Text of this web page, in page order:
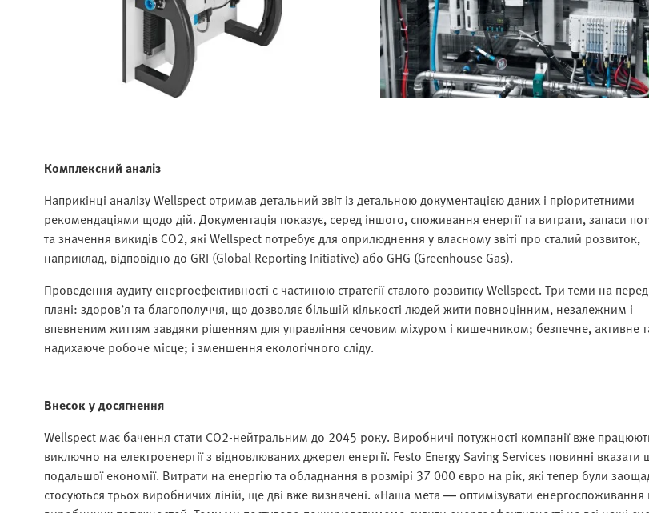
Комплексний аналіз
Наприкінці аналізу Wellspect отримав детальний звіт із детальною документацією даних і пріоритетними
рекомендаціями щодо дій. Документація показує, серед іншого, споживання енергії та витрати, запаси
та значення викидів CO2, які Wellspect потребує для оприлюднення у власному звіті про сталий розвиток,
наприклад, відповідно до GRI (Global Reporting Initiative) або GHG (Greenhouse Gas).
Проведення аудиту енергоефективності є частиною стратегії сталого розвитку Wellspect. Три теми на
плані: здоров’я та благополуччя, що дозволяє більшій кількості людей жити повноцінним, незалежним і
впевненим життям завдяки рішенням для управління сечовим міхуром і кишечником; безпечне, активне
надихаюче робоче місце; і зменшення екологічного сліду.
Внесок у досягнення
Wellspect має бачення стати СО2-нейтральним до 2045 року. Виробничі потужності компанії вже
виключно на електроенергії з відновлюваних джерел енергії. Festo Energy Saving Services повинні вказати
подальшої економії. Витрати на енергію та обладнання в розмірі 37 000 євро на рік, які тепер були
стосуються трьох виробничих ліній, ще дві вже визначені. «Наша мета — оптимізувати енергоспоживання